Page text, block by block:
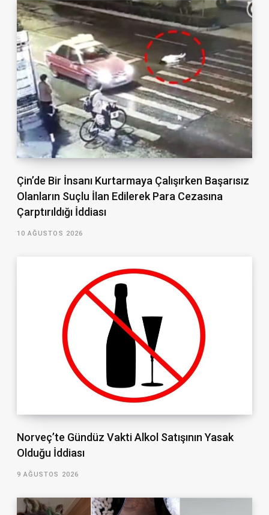
Çin’de Bir İnsanı Kurtarmaya Çalışırken Başarısız
Olanların Suçlu İlan Edilerek Para Cezasına
Çarptırıldığı İddiası
10 AĞUSTOS 2026
Norveç’te Gündüz Vakti Alkol Satışının Yasak
Olduğu İddiası
9 AĞUSTOS 2026